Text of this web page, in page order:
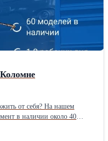
от себя? На нашем
в наличии около 40
рулевых реек на наиболее
список данных запчастей по